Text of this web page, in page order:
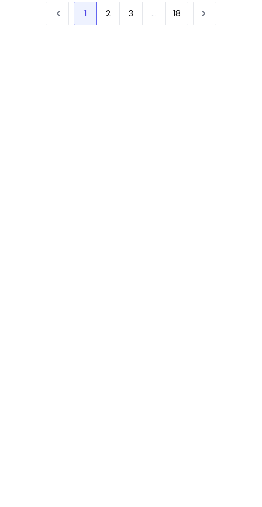
1 2 3 ... 18